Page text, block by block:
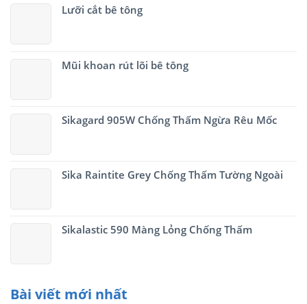
Lưỡi cắt bê tông
Mũi khoan rút lõi bê tông
Sikagard 905W Chống Thấm Ngừa Rêu Mốc
Sika Raintite Grey Chống Thấm Tường Ngoài
Sikalastic 590 Màng Lỏng Chống Thấm
Bài viết mới nhất